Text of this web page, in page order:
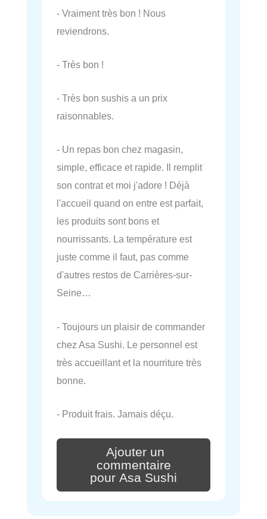
- Vraiment très bon ! Nous
reviendrons.
- Très bon !
- Très bon sushis a un prix
raisonnables.
- Un repas bon chez magasin,
simple, efficace et rapide. Il remplit
son contrat et moi j'adore ! Déjà
l'accueil quand on entre est parfait,
les produits sont bons et
nourrissants. La température est
juste comme il faut, pas comme
d'autres restos de Carrières-sur-
Seine…
- Toujours un plaisir de commander
chez Asa Sushi. Le personnel est
très accueillant et la nourriture très
bonne.
- Produit frais. Jamais déçu.
Ajouter un
commentaire
pour Asa Sushi